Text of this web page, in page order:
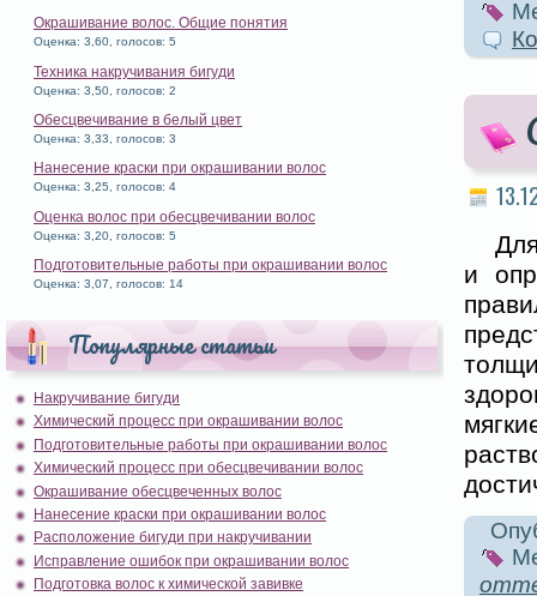
Окрашивание волос. Общие понятия
Оценка: 3,60, голосов: 5
Техника накручивания бигуди
Оценка: 3,50, голосов: 2
Обесцвечивание в белый цвет
Оценка: 3,33, голосов: 3
Нанесение краски при окрашивании волос
Оценка: 3,25, голосов: 4
Оценка волос при обесцвечивании волос
Оценка: 3,20, голосов: 5
Подготовительные работы при окрашивании волос
Оценка: 3,07, голосов: 14
Популярные статьи
Накручивание бигуди
Химический процесс при окрашивании волос
Подготовительные работы при окрашивании волос
Химический процесс при обесцвечивании волос
Окрашивание обесцвеченных волос
Нанесение краски при окрашивании волос
Расположение бигуди при накручивании
Исправление ошибок при окрашивании волос
Подготовка волос к химической завивке
и